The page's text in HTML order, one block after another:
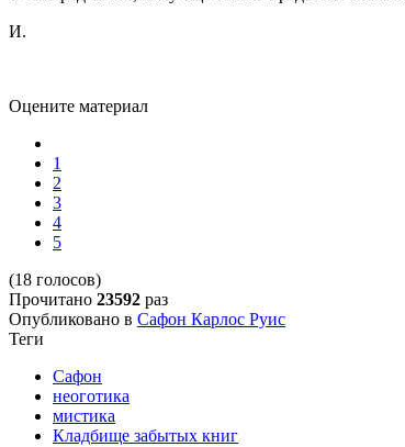
И.
Оцените материал
1
2
3
4
5
(18 голосов)
Прочитано 23592 раз
Опубликовано в Сафон Карлос Руис
Теги
Сафон
неоготика
мистика
Кладбище забытых книг